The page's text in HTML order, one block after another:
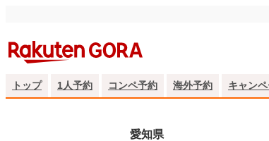
トップ 1人予約 コンペ予約 海外予約 キャン
愛知県